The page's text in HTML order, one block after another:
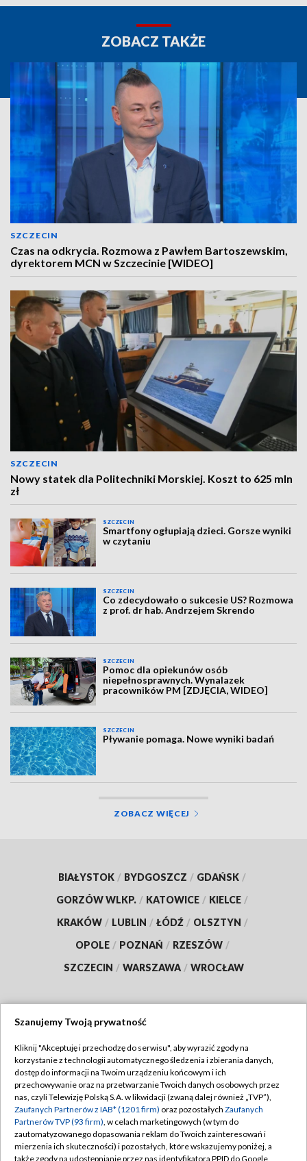
ZOBACZ TAKŻE
SZCZECIN
Czas na odkrycia. Rozmowa z Pawłem Bartoszewskim,
dyrektorem MCN w Szczecinie [WIDEO]
SZCZECIN
Nowy statek dla Politechniki Morskiej. Koszt to 625 mln
zł
SZCZECIN
Smartfony ogłupiają dzieci. Gorsze wyniki
w czytaniu
SZCZECIN
Co zdecydowało o sukcesie US? Rozmowa
z prof. dr hab. Andrzejem Skrendo
SZCZECIN
Pomoc dla opiekunów osób
niepełnosprawnych. Wynalazek
pracowników PM [ZDJĘCIA, WIDEO]
SZCZECIN
Pływanie pomaga. Nowe wyniki badań
ZOBACZ WIĘCEJ
BIAŁYSTOK / BYDGOSZCZ / GDAŃSK /
GORZÓW WLKP. / KATOWICE / KIELCE /
KRAKÓW / LUBLIN / ŁÓDŹ / OLSZTYN /
OPOLE / POZNAŃ / RZESZÓW /
SZCZECIN / WARSZAWA / WROCŁAW
TVP
Abonament TVP
Emisja w TVP
Centrum informacji TVP
Naziemna Telewizja Cyfrowa
Regulamin TVP
Polityka prywatności
Moje zgody
Pomoc
Szanujemy Twoją prywatność
Kliknij "Akceptuję i przechodzę do serwisu", aby wyrazić zgody na
korzystanie z technologii automatycznego śledzenia i zbierania danych,
dostęp do informacji na Twoim urządzeniu końcowym i ich
przechowywanie oraz na przetwarzanie Twoich danych osobowych przez
nas, czyli Telewizję Polską S.A. w likwidacji (zwaną dalej również „TVP”),
Zaufanych Partnerów z IAB* (1201 firm) oraz pozostałych Zaufanych
Partnerów TVP (93 firm), w celach marketingowych (w tym do
zautomatyzowanego dopasowania reklam do Twoich zainteresowań i
mierzenia ich skuteczności) i pozostałych, które wskazujemy poniżej, a
także zgody na udostępnianie przez nas identyfikatora PPID do Google.